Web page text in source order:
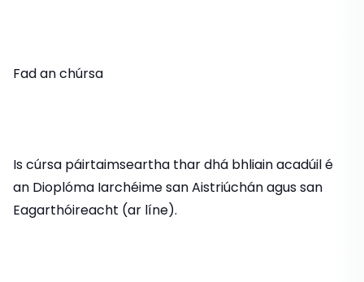
Fad an chúrsa
Is cúrsa páirtaimseartha thar dhá bhliain acadúil é
an Dioplóma Iarchéime san Aistriúchán agus san
Eagarthóireacht (ar líne).